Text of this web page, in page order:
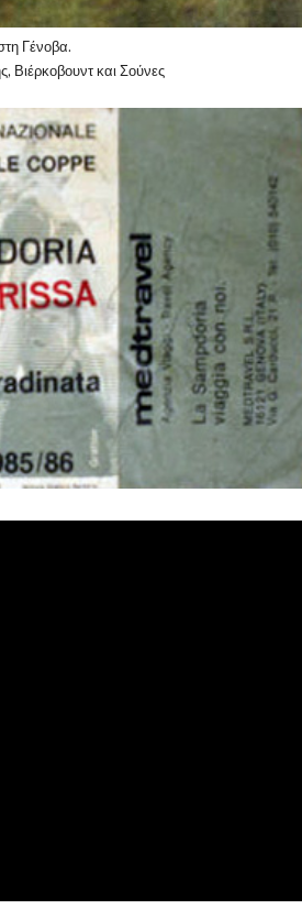
Γένοβα.
Βιέρκοβουντ και Σούνες